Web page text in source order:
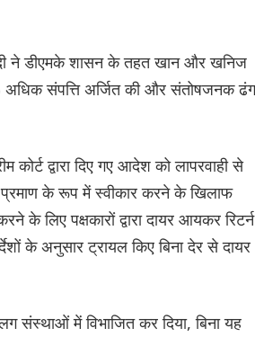
ने डीएमके शासन के तहत खान और खनिज
संपत्ति अर्जित की और संतोषजनक ढंग
द्वारा दिए गए आदेश को लापरवाही से
के रूप में स्वीकार करने के खिलाफ
लिए पक्षकारों द्वारा दायर आयकर रिटर्न
के अनुसार ट्रायल किए बिना देर से दायर
संस्थाओं में विभाजित कर दिया, बिना यह